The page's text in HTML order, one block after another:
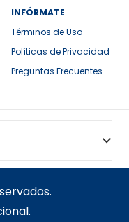
INFÓRMATE
Términos de Uso
Políticas de Privacidad
Preguntas Frecuentes